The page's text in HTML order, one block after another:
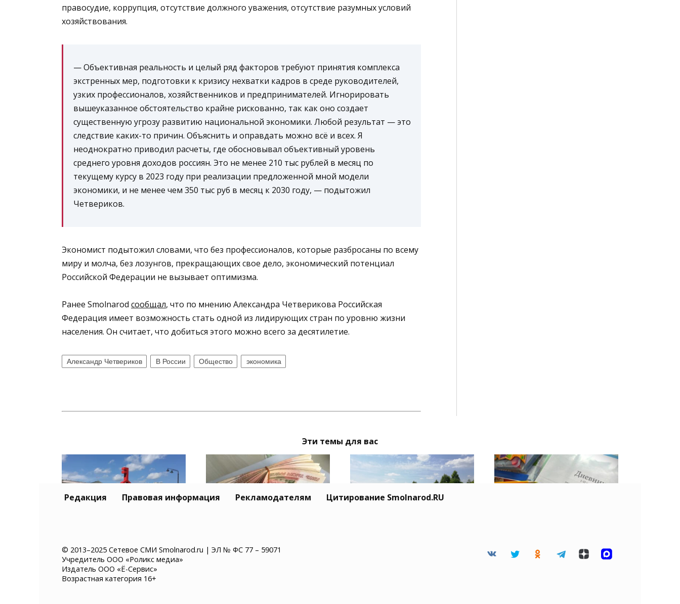
правосудие, коррупция, отсутствие должного уважения, отсутствие разумных условий
хозяйствования.
— Объективная реальность и целый ряд факторов требуют принятия комплекса
экстренных мер, подготовки к кризису нехватки кадров в среде руководителей,
узких профессионалов, хозяйственников и предпринимателей. Игнорировать
вышеуказанное обстоятельство крайне рискованно, так как оно создает
существенную угрозу развитию национальной экономики. Любой результат — это
следствие каких-то причин. Объяснить и оправдать можно всё и всех. Я
неоднократно приводил расчеты, где обосновывал объективный уровень
среднего уровня доходов россиян. Это не менее 210 тыс рублей в месяц по
текущему курсу в 2023 году при реализации предложенной мной модели
экономики, и не менее чем 350 тыс руб в месяц к 2030 году, — подытожил
Четвериков.
Экономист подытожил словами, что без профессионалов, которые разбросаны по всему
миру и молча, без лозунгов, прекращающих свое дело, экономический потенциал
Российской Федерации не вызывает оптимизма.
Ранее Smolnarod сообщал, что по мнению Александра Четверикова Российская
Федерация имеет возможность стать одной из лидирующих стран по уровню жизни
населения. Он считает, что добиться этого можно всего за десятилетие.
Александр Четвериков В России Общество экономика
Эти темы для вас
«Гастролето» в
Смоленске: впервые на
фестивале появится
улица «СВОЕ.РОДНОЕ»
Житель Липецка
Сравниваем цены на
пиджаки, комплекты и
Редакция Правовая информация Рекламодателям Цитирование Smolnarod.RU
© 2013–2025 Сетевое СМИ Smolnarod.ru | ЭЛ № ФС 77 – 59071
Учредитель ООО «Роликс медиа»
Издатель ООО «Ё-Сервис»
Возрастная категория 16+